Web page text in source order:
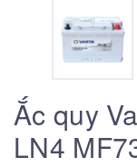
Ắc quy
LN4